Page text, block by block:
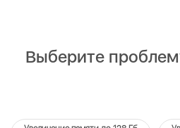
Выберите